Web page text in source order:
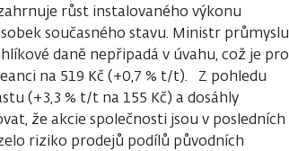
růst instalovaného výkonu
současného stavu. Ministr průmyslu
daně nepřipadá v úvahu, což je pro
na 519 Kč (+0,7 % t/t). Z pohledu
(+3,3 % t/t na 155 Kč) a dosáhly
že akcie společnosti jsou v posledních
riziko prodejů podílů původních